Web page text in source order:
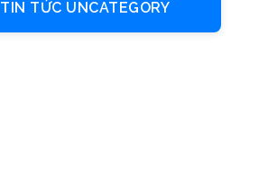
TIN TỨC UNCATEGORY